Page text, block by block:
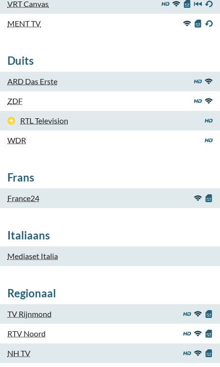
VRT Canvas
MENT TV
Duits
ARD Das Erste
ZDF
RTL Television
WDR
Frans
France24
Italiaans
Mediaset Italia
Regionaal
TV Rijnmond
RTV Noord
NH TV